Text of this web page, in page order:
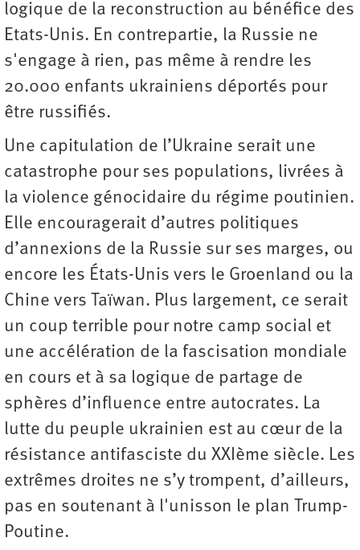
logique de la reconstruction au bénéfice des
Etats-Unis. En contrepartie, la Russie ne
s'engage à rien, pas même à rendre les
20.000 enfants ukrainiens déportés pour
être russifiés.
Une capitulation de l’Ukraine serait une
catastrophe pour ses populations, livrées à
la violence génocidaire du régime poutinien.
Elle encouragerait d’autres politiques
d’annexions de la Russie sur ses marges, ou
encore les États-Unis vers le Groenland ou la
Chine vers Taïwan. Plus largement, ce serait
un coup terrible pour notre camp social et
une accélération de la fascisation mondiale
en cours et à sa logique de partage de
sphères d’influence entre autocrates. La
lutte du peuple ukrainien est au cœur de la
résistance antifasciste du XXIème siècle. Les
extrêmes droites ne s’y trompent, d’ailleurs,
pas en soutenant à l'unisson le plan Trump-
Poutine.